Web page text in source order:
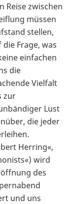
Reise zwischen
müssen
stellen,
Frage, was
einfachen
die
Vielfalt
zur
Lust
die jeder
Herring«,
wird
des
und uns